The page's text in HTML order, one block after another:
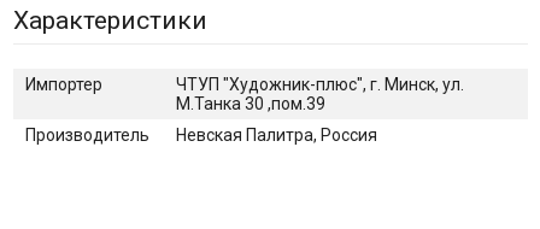
Характеристики
Импортер
ЧТУП "Художник-плюс", г. Минск, ул.
М.Танка 30 ,пом.39
Производитель
Невская Палитра, Россия